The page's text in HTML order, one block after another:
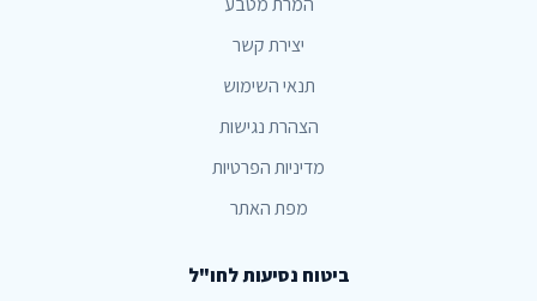
יצירת קשר
תנאי השימוש
הצהרת נגישות
מדיניות הפרטיות
מפת האתר
ביטוח נסיעות לחו"ל